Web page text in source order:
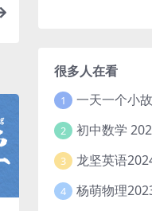
很多人在看
1
2
3
4